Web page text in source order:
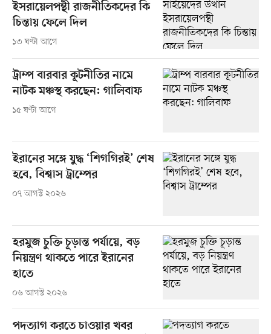
ইসরায়েলপন্থী রাজনীতিকদের কি
চিন্তায় ফেলে দিল
১৩ ঘণ্টা আগে
ট্রাম্প বারবার কূটনীতির নামে
নাটক মঞ্চস্থ করছেন: গালিবাফ
১৫ ঘণ্টা আগে
ইরানের সঙ্গে যুদ্ধ ‘শিগগিরই’ শেষ
হবে, বিশ্বাস ট্রাম্পের
০৭ আগস্ট ২০২৬
হরমুজ চুক্তি চূড়ান্ত পর্যায়ে, বড়
নিয়ন্ত্রণ থাকতে পারে ইরানের
হাতে
০৬ আগস্ট ২০২৬
পদত্যাগ করতে চাওয়ার খবর